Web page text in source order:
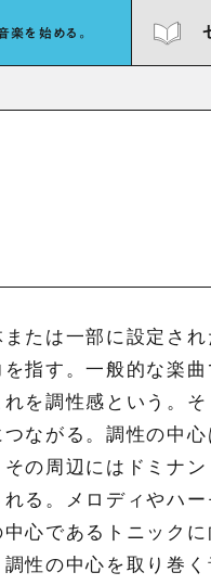
楽を始める。
たは一部に設定さ
を指す。一般的な楽
れを調性感という。
つながる。調性の中
その周辺にはドミナ
る。メロディやハ
中心であるトニック
性の中心を取り巻